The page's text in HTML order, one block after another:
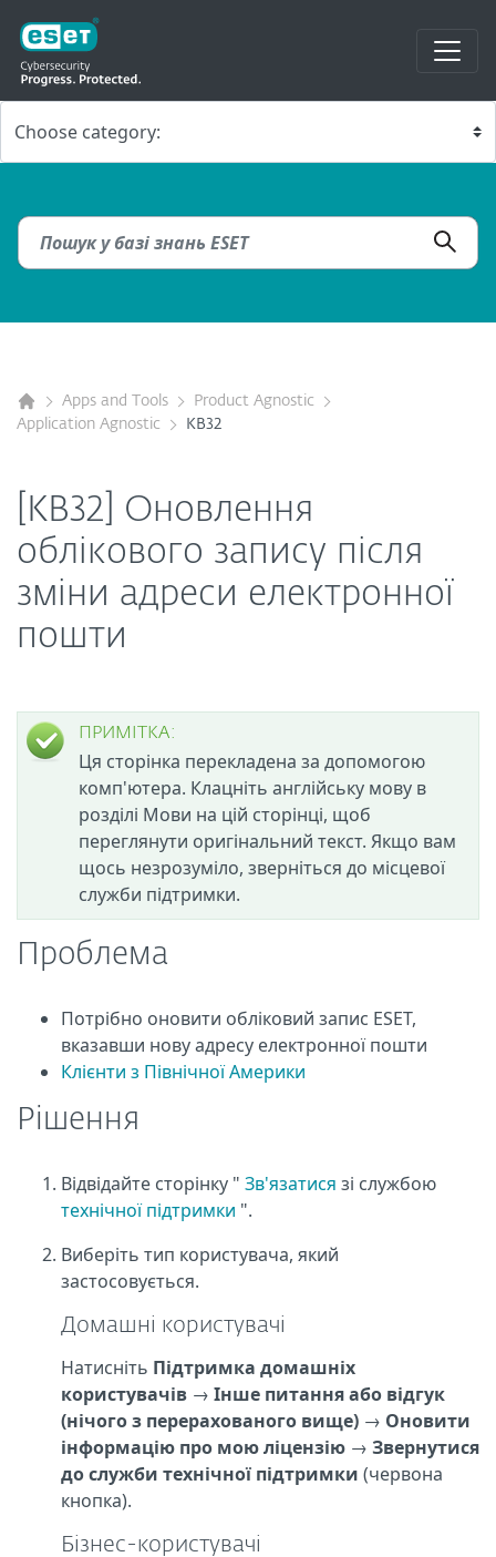
Apps and Tools
Product Agnostic
Application Agnostic
KB32
[KB32] Оновлення
облікового запису після
зміни адреси електронної
пошти
ПРИМІТКА:
Ця сторінка перекладена за допомогою
комп'ютера. Клацніть англійську мову в
розділі Мови на цій сторінці, щоб
переглянути оригінальний текст. Якщо вам
щось незрозуміло, зверніться до місцевої
служби підтримки.
Проблема
Потрібно оновити обліковий запис ESET,
вказавши нову адресу електронної пошти
Клієнти з Північної Америки
Рішення
Відвідайте сторінку " Зв'язатися зі службою
технічної підтримки ".
Виберіть тип користувача, який
застосовується.
Домашні користувачі
Натисніть Підтримка домашніх
користувачів → Інше питання або відгук
(нічого з перерахованого вище) → Оновити
інформацію про мою ліцензію → Звернутися
до служби технічної підтримки (червона
кнопка).
Бізнес-користувачі